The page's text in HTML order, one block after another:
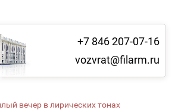
+7 846 207-07-16
vozvrat@filarm.ru
вечер в лирических тонах